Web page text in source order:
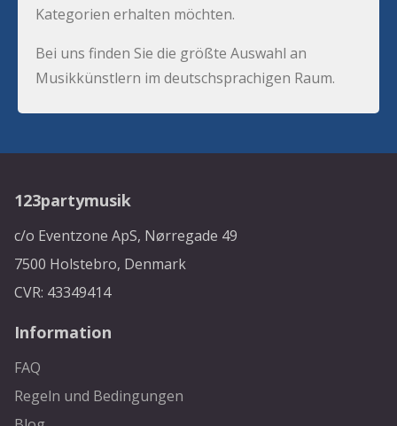
Kategorien erhalten möchten.
Bei uns finden Sie die größte Auswahl an
Musikkünstlern im deutschsprachigen Raum.
123partymusik
c/o Eventzone ApS, Nørregade 49
7500 Holstebro, Denmark
CVR: 43349414
Information
FAQ
Regeln und Bedingungen